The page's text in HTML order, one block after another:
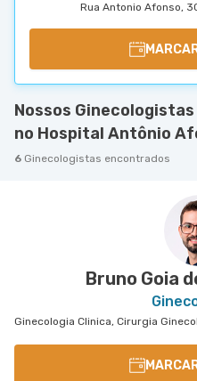
Rua Antonio Afonso,
Nossos
no Hospital Antônio
6 Ginecologistas encontrados
Bruno Goia